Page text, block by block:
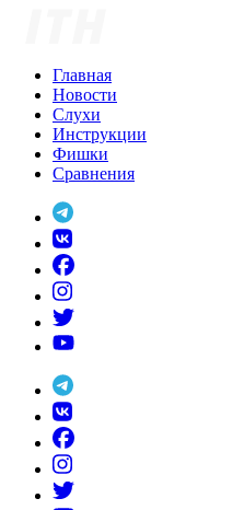
Главная
Новости
Слухи
Инструкции
Фишки
Сравнения